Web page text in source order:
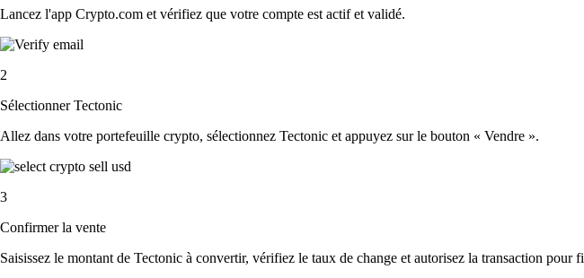
Lancez l'app Crypto.com et vérifiez que votre compte est actif et validé.
2
Sélectionner Tectonic
Allez dans votre portefeuille crypto, sélectionnez Tectonic et appuyez sur le bouton « Vendre ».
3
Confirmer la vente
Saisissez le montant de Tectonic à convertir, vérifiez le taux de change et autorisez la transaction pour